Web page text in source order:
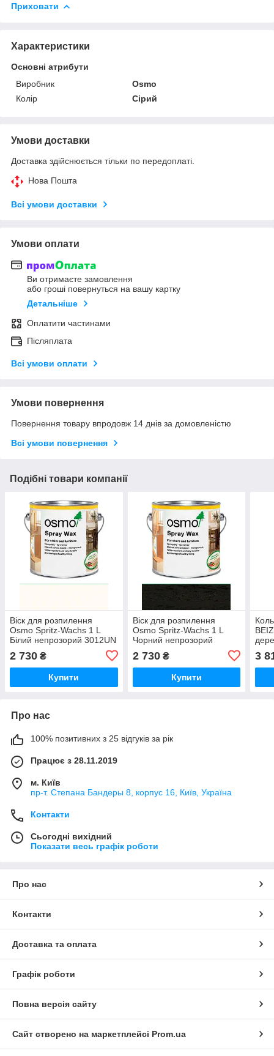
Приховати
Характеристики
Основні атрибути
Виробник
Osmo
Колір
Сірий
Умови доставки
Доставка здійснюється тільки по передоплаті.
Нова Пошта
Всі умови доставки
Умови оплати
Ви отримаєте замовлення
або гроші повернуться на вашу картку
Детальніше
Оплатити частинами
Післяплата
Всі умови оплати
Умови повернення
Повернення товару впродовж 14 днів за домовленістю
Всі умови повернення
Подібні товари компанії
Віск для розпилення
Osmo Spritz-Wachs 1 L
Білий непрозорий 3012UN
2 730 ₴
Купити
Віск для розпилення
Osmo Spritz-Wachs 1 L
Чорний непрозорий
2 730₴
Купити
3
Про нас
100% позитивних з 25 відгуків за рік
Працює з 28.11.2019
м. Київ
пр-т. Степана Бандеры 8, корпус 16, Київ, Україна
Контакти
Сьогодні вихідний
Показати весь графік роботи
Про нас
Контакти
Доставка та оплата
Графік роботи
Повна версія сайту
Сайт створено на маркетплейсі Prom.ua